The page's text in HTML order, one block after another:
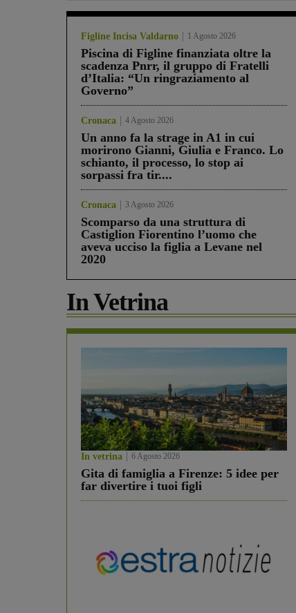
Figline Incisa Valdarno 1 Agosto 2026
Piscina di Figline finanziata oltre la
scadenza Pnrr, il gruppo di Fratelli
d’Italia: “Un ringraziamento al
Governo”
Cronaca 4 Agosto 2026
Un anno fa la strage in A1 in cui
morirono Gianni, Giulia e Franco. Lo
schianto, il processo, lo stop ai
sorpassi fra tir....
Cronaca 3 Agosto 2026
Scomparso da una struttura di
Castiglion Fiorentino l’uomo che
aveva ucciso la figlia a Levane nel
2020
In Vetrina
In vetrina 6 Agosto 2026
Gita di famiglia a Firenze: 5 idee per
far divertire i tuoi figli